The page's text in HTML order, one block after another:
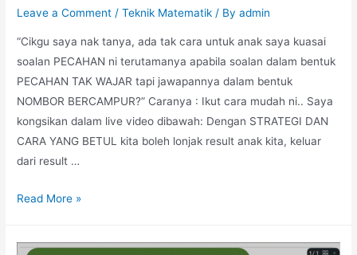
Leave a Comment /Teknik Matematik / Byadmin
“Cikgu saya nak tanya, ada tak cara untuk anak saya kuasai
soalan PECAHAN ni terutamanya apabila soalan dalam bentuk
PECAHAN TAK WAJAR tapi jawapannya dalam bentuk
NOMBOR BERCAMPUR?” Caranya : Ikut cara mudah ni.. Saya
kongsikan dalam live video dibawah: Dengan STRATEGI DAN
CARA YANG BETUL kita boleh lonjak result anak kita, keluar
dari result …
Teknik
Read More »